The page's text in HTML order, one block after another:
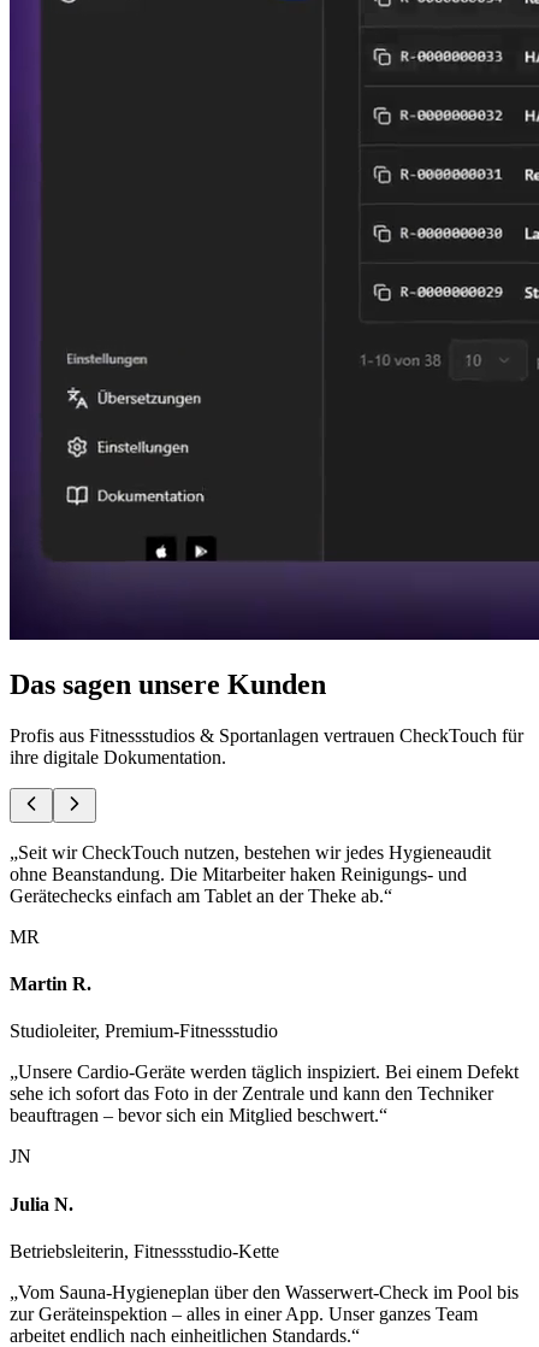
Das sagen unsere Kunden
Profis aus Fitnessstudios & Sportanlagen vertrauen CheckTouch für
ihre digitale Dokumentation.
„Seit wir CheckTouch nutzen, bestehen wir jedes Hygieneaudit
ohne Beanstandung. Die Mitarbeiter haken Reinigungs- und
Gerätechecks einfach am Tablet an der Theke ab.“
MR
Martin R.
Studioleiter, Premium-Fitnessstudio
„Unsere Cardio-Geräte werden täglich inspiziert. Bei einem Defekt
sehe ich sofort das Foto in der Zentrale und kann den Techniker
beauftragen – bevor sich ein Mitglied beschwert.“
JN
Julia N.
Betriebsleiterin, Fitnessstudio-Kette
„Vom Sauna-Hygieneplan über den Wasserwert-Check im Pool bis
zur Geräteinspektion – alles in einer App. Unser ganzes Team
arbeitet endlich nach einheitlichen Standards.“